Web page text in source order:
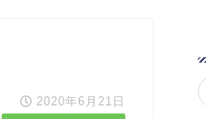
2020年6月21日